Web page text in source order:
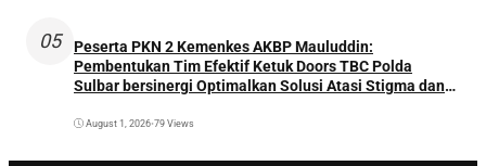
05
Peserta PKN 2 Kemenkes AKBP Mauluddin:
Pembentukan Tim Efektif Ketuk Doors TBC Polda
Sulbar bersinergi Optimalkan Solusi Atasi Stigma dan
August 1, 2026•79 Views